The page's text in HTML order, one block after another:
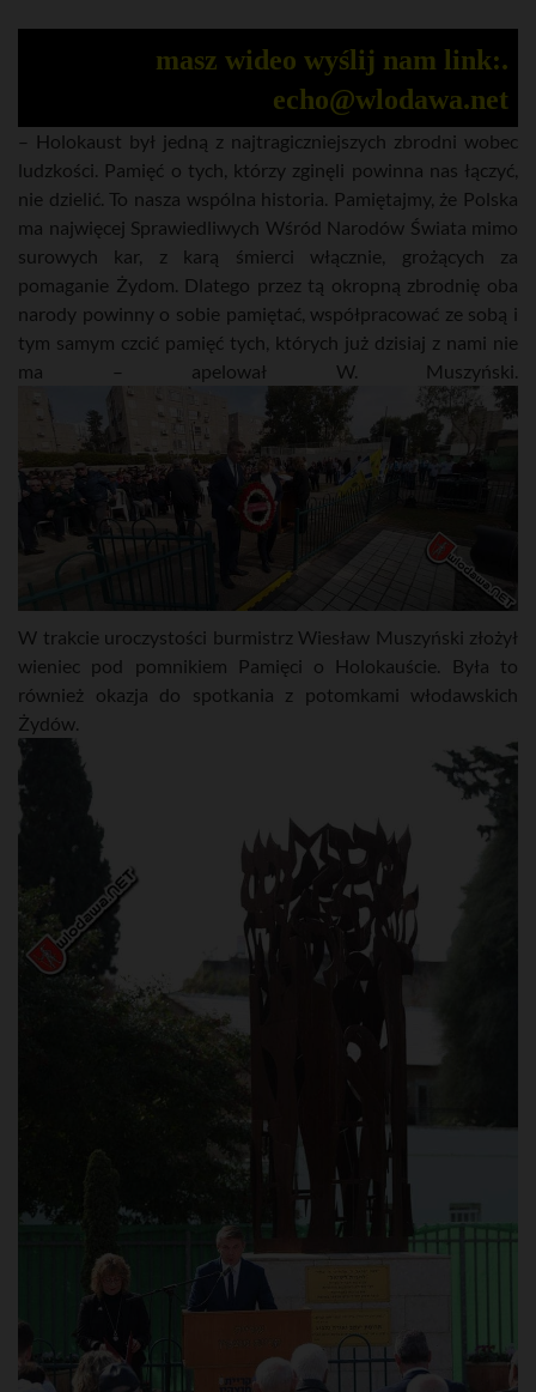
masz wideo wyślij nam link:.
echo@wlodawa.net
– Holokaust był jedną z najtragiczniejszych zbrodni wobec
ludzkości. Pamięć o tych, którzy zginęli powinna nas łączyć,
nie dzielić. To nasza wspólna historia. Pamiętajmy, że Polska
ma najwięcej Sprawiedliwych Wśród Narodów Świata mimo
surowych kar, z karą śmierci włącznie, grożących za
pomaganie Żydom. Dlatego przez tą okropną zbrodnię oba
narody powinny o sobie pamiętać, współpracować ze sobą i
tym samym czcić pamięć tych, których już dzisiaj z nami nie
ma – apelował W. Muszyński.
W trakcie uroczystości burmistrz Wiesław Muszyński złożył
wieniec pod pomnikiem Pamięci o Holokauście. Była to
również okazja do spotkania z potomkami włodawskich
Żydów.